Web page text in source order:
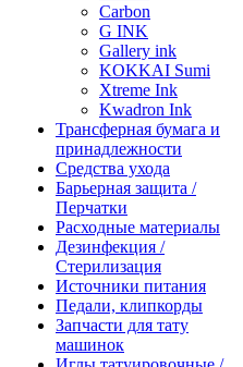
Carbon
G INK
Gallery ink
KOKKAI Sumi
Xtreme Ink
Kwadron Ink
Трансферная бумага и
принадлежности
Средства ухода
Барьерная защита /
Перчатки
Расходные материалы
Дезинфекция /
Стерилизация
Источники питания
Педали, клипкорды
Запчасти для тату
машинок